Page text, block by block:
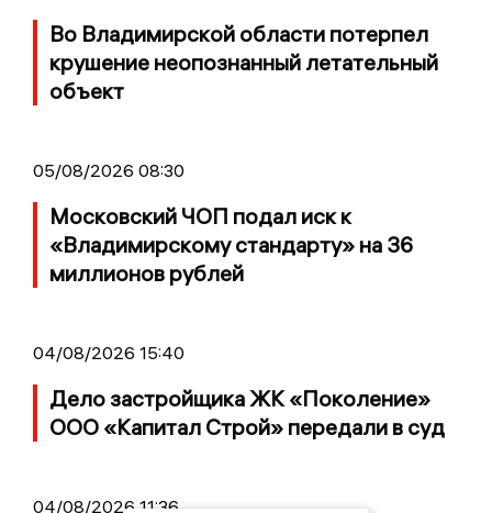
Во Владимирской области потерпел
крушение неопознанный летательный
объект
05/08/2026 08:30
Московский ЧОП подал иск к
«Владимирскому стандарту» на 36
миллионов рублей
04/08/2026 15:40
Дело застройщика ЖК «Поколение»
ООО «Капитал Строй» передали в суд
04/08/2026 11:36